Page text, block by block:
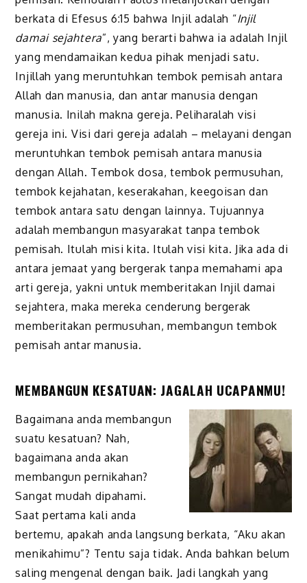
berkata di Efesus 6:15 bahwa Injil adalah “Injil
damai sejahtera”, yang berarti bahwa ia adalah Injil
yang mendamaikan kedua pihak menjadi satu.
Injillah yang meruntuhkan tembok pemisah antara
Allah dan manusia, dan antar manusia dengan
manusia. Inilah makna gereja. Peliharalah visi
gereja ini. Visi dari gereja adalah – melayani dengan
meruntuhkan tembok pemisah antara manusia
dengan Allah. Tembok dosa, tembok permusuhan,
tembok kejahatan, keserakahan, keegoisan dan
tembok antara satu dengan lainnya. Tujuannya
adalah membangun masyarakat tanpa tembok
pemisah. Itulah misi kita. Itulah visi kita. Jika ada di
antara jemaat yang bergerak tanpa memahami apa
arti gereja, yakni untuk memberitakan Injil damai
sejahtera, maka mereka cenderung bergerak
memberitakan permusuhan, membangun tembok
pemisah antar manusia.
MEMBANGUN KESATUAN: JAGALAH UCAPANMU!
Bagaimana anda membangun
suatu kesatuan? Nah,
bagaimana anda akan
membangun pernikahan?
Sangat mudah dipahami.
Saat pertama kali anda
bertemu, apakah anda langsung berkata, “Aku akan
menikahimu”? Tentu saja tidak. Anda bahkan belum
saling mengenal dengan baik. Jadi langkah yang